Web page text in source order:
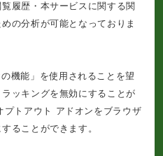
履歴・本サービスに関する関
の分析が可能となっておりま
機能」を使用されることを望
ッキングを無効にすることが
トアウト アドオンをブラウザ
ることができます。